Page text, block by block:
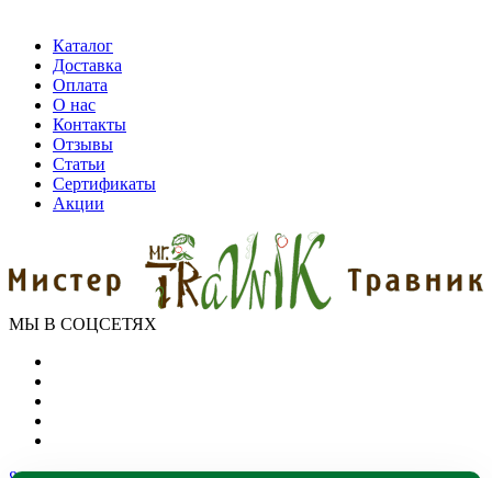
Каталог
Доставка
Оплата
О нас
Контакты
Отзывы
Статьи
Сертификаты
Акции
МЫ В СОЦСЕТЯХ